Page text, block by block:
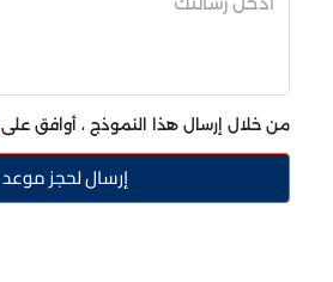
من خلال إرسال هذا النموذج ، أوافق على
إرسال لحجز موعد